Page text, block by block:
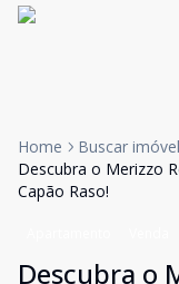
Home
Buscar imóvel
Descubra o Merizzo
Capão Raso!
Descubra o